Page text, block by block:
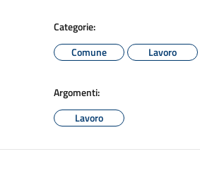
Categorie:
Comune
Lavoro
Argomenti:
Lavoro